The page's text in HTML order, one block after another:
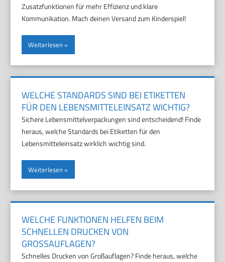
Zusatzfunktionen für mehr Effizienz und klare
Kommunikation. Mach deinen Versand zum Kinderspiel!
Weiterlesen
WELCHE STANDARDS SIND BEI ETIKETTEN
FÜR DEN LEBENSMITTELEINSATZ WICHTIG?
Sichere Lebensmittelverpackungen sind entscheidend! Finde
heraus, welche Standards bei Etiketten für den
Lebensmitteleinsatz wirklich wichtig sind.
Weiterlesen
WELCHE FUNKTIONEN HELFEN BEIM
SCHNELLEN DRUCKEN VON
GROSSAUFLAGEN?
Schnelles Drucken von Großauflagen? Finde heraus, welche